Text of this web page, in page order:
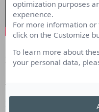
MARQUE :
AGENCE :
MÉDIA : Print,
optimization purposes
experience.
For more information or
click on the Customize
To learn more about
your personal data,